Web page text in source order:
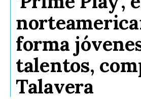
forma
talentos,
Talavera